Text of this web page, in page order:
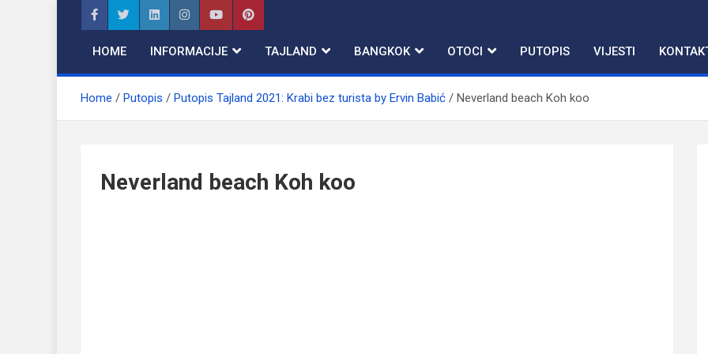
contentHOME INFORMACIJE TAJLAND BANGKOK OTOCI PUTOPIS VIJESTI
Home Putopis Putopis Tajland 2021: Krabi bez turista by Ervin Babić Neverland beach Koh koo
Neverland beach Koh koo